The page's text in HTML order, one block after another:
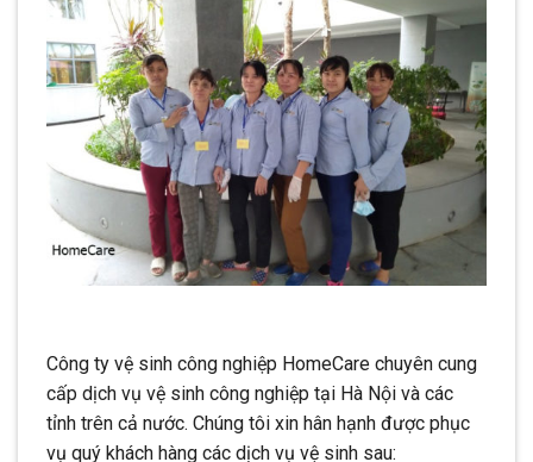
Công ty vệ sinh công nghiệp HomeCare chuyên cung
cấp dịch vụ vệ sinh công nghiệp tại Hà Nội và các
tỉnh trên cả nước. Chúng tôi xin hân hạnh được phục
vụ quý khách hàng các dịch vụ vệ sinh sau: